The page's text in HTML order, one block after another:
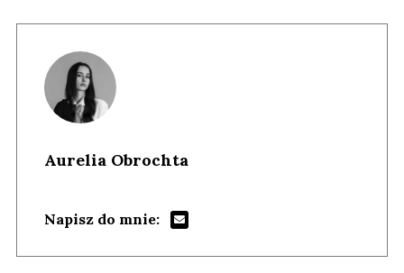
Aurelia Obrochta
Napisz do mnie: